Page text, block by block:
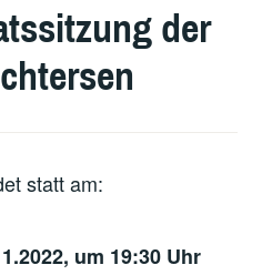
der
statt am:
um 19:30 Uhr